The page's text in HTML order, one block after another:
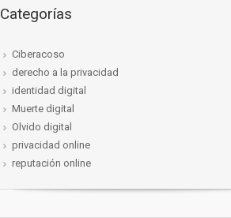
Categorías
Ciberacoso
derecho a la privacidad
identidad digital
Muerte digital
Olvido digital
privacidad online
reputación online